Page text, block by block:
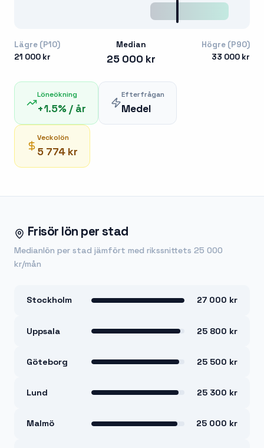
Lägre (P10)
21 000 kr
Median
25 000 kr
Högre (P90)
33 000 kr
Löneökning
+1.5% / år
Efterfrågan
Medel
Veckolön
5 774 kr
Frisör lön per stad
Medianlön per stad jämfört med rikssnittets 25 000
kr/mån
Stockholm 27 000 kr
Uppsala 25 800 kr
Göteborg 25 500 kr
Lund 25 300 kr
Malmö 25 000 kr